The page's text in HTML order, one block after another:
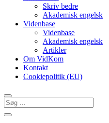
Skriv bedre
Akademisk engelsk
Videnbase
Videnbase
Akademisk engelsk
Artikler
Om VidKom
Kontakt
Cookiepolitik (EU)